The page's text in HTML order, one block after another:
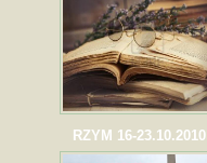
RZYM 16-23.10.2010